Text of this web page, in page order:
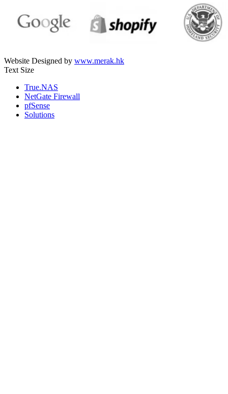
Website Designed by www.merak.hk
Text Size
True.NAS
NetGate Firewall
pfSense
Solutions